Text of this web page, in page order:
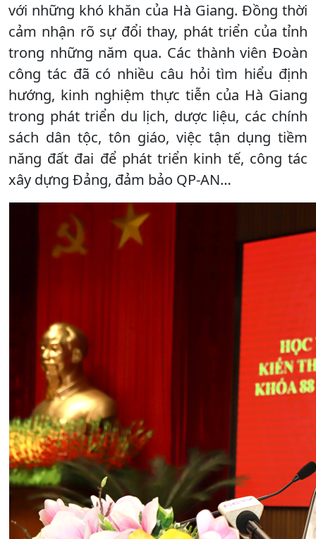
với những khó khăn của Hà Giang. Đồng thời
cảm nhận rõ sự đổi thay, phát triển của tỉnh
trong những năm qua. Các thành viên Đoàn
công tác đã có nhiều câu hỏi tìm hiểu định
hướng, kinh nghiệm thực tiễn của Hà Giang
trong phát triển du lịch, dược liệu, các chính
sách dân tộc, tôn giáo, việc tận dụng tiềm
năng đất đai để phát triển kinh tế, công tác
xây dựng Đảng, đảm bảo QP-AN…